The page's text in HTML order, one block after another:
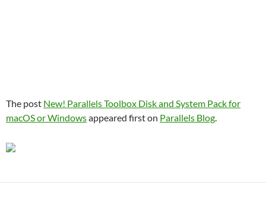
The post New! Parallels Toolbox Disk and System Pack for
macOS or Windowsappeared first on Parallels Blog.